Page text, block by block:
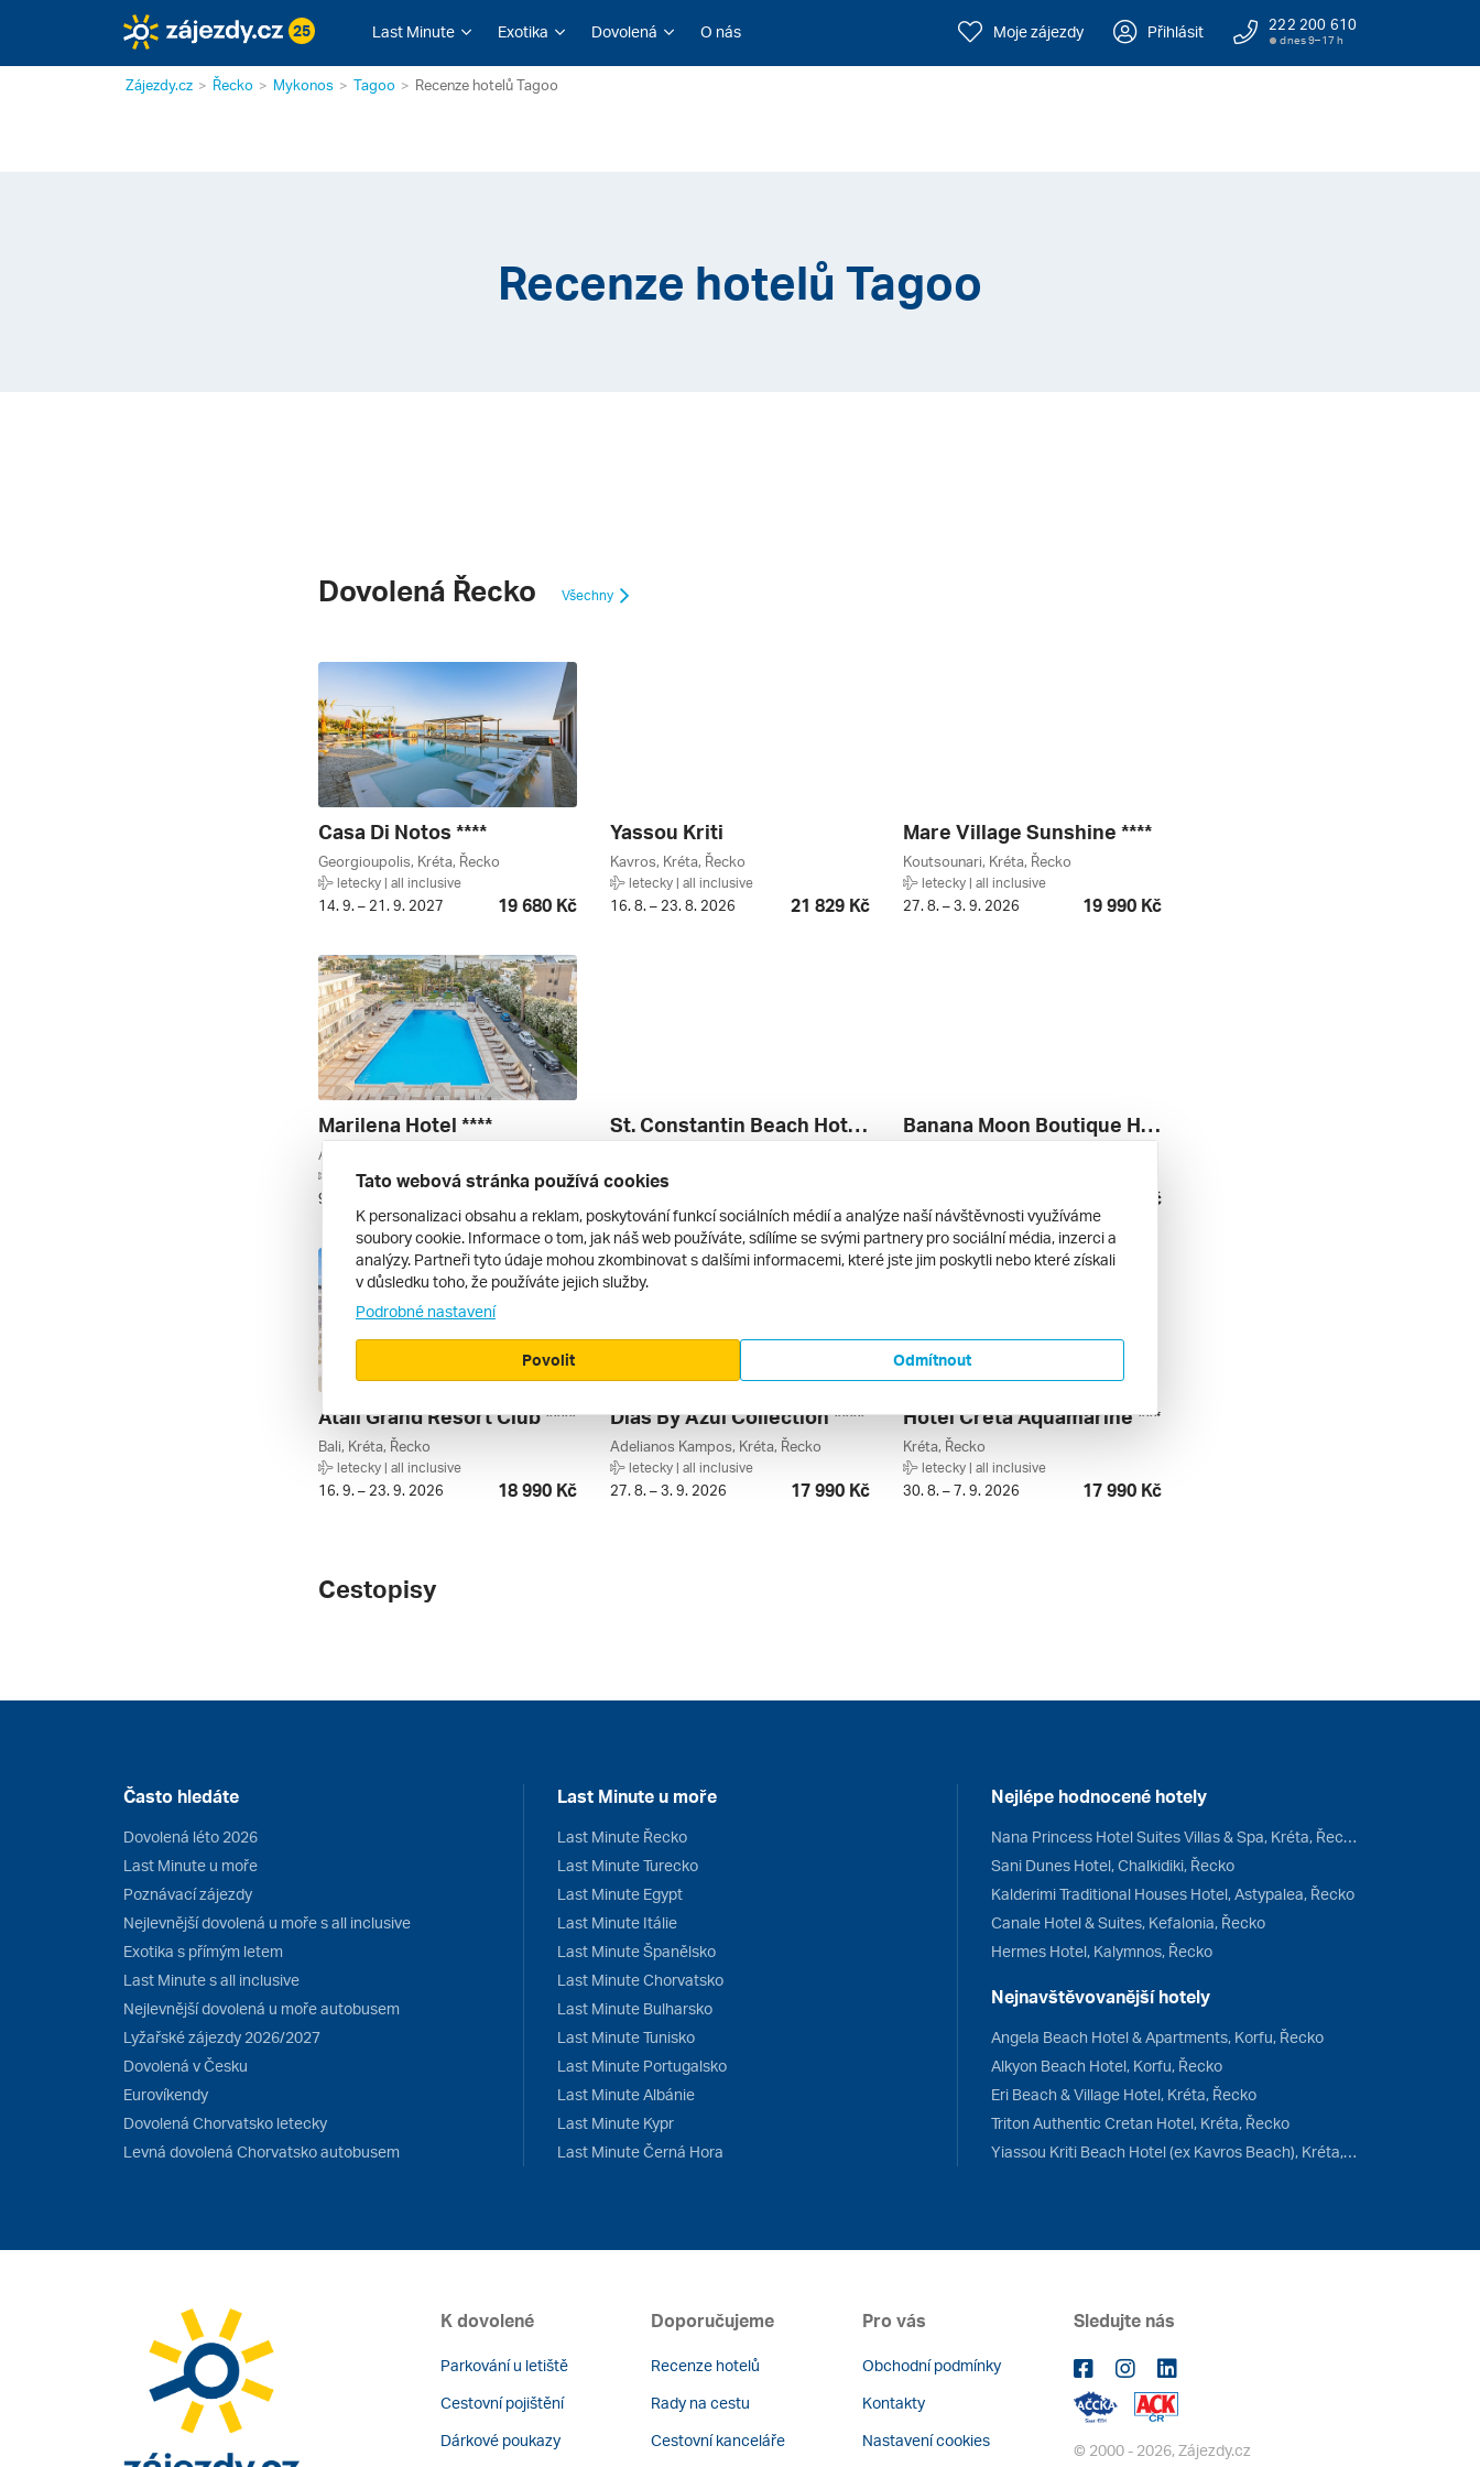
25 Last Minute Exotika Dovolená O nás Moje zájezdy Přihlásit 222 200 610
dnes 9–17 h
Zájezdy.cz Řecko Mykonos Tagoo Recenze hotelů Tagoo
Recenze hotelů Tagoo
Dovolená Řecko Všechny
Casa Di Notos ****
Georgioupolis, Kréta, Řecko
letecky | all inclusive
14. 9. – 21. 9. 2027 19 680 Kč
Yassou Kriti
Kavros, Kréta, Řecko
letecky | all inclusive
16. 8. – 23. 8. 2026 21 829 Kč
Mare Village Sunshine ****
Koutsounari, Kréta, Řecko
letecky | all inclusive
27. 8. – 3. 9. 2026 19 990 Kč
Marilena Hotel ****
Amoudara (heraklion), Kréta, Řecko
letecky | all inclusive
9. 9. – 16. 9. 2026 19 263 Kč
St. Constantin Beach Hotel & Spa Resort ****
letecky | all inclusive
Banana Moon Boutique Hotel
17 178 Kč
Atali Grand Resort Club ****
Bali, Kréta, Řecko
letecky | all inclusive
16. 9. – 23. 9. 2026 18 990 Kč
Dias By Azul Collection ****
Adelianos Kampos, Kréta, Řecko
letecky | all inclusive
27. 8. – 3. 9. 2026 17 990 Kč
Hotel Creta Aquamarine ***
Kréta, Řecko
letecky | all inclusive
30. 8. – 7. 9. 2026 17 990 Kč
Cestopisy
Často hledáte
Dovolená léto 2026
Last Minute u moře
Poznávací zájezdy
Nejlevnější dovolená u moře s all inclusive
Exotika s přímým letem
Last Minute s all inclusive
Nejlevnější dovolená u moře autobusem
Lyžařské zájezdy 2026/2027
Dovolená v Česku
Eurovíkendy
Dovolená Chorvatsko letecky
Levná dovolená Chorvatsko autobusem
Last Minute u moře
Last Minute Řecko
Last Minute Turecko
Last Minute Egypt
Last Minute Itálie
Last Minute Španělsko
Last Minute Chorvatsko
Last Minute Bulharsko
Last Minute Tunisko
Last Minute Portugalsko
Last Minute Albánie
Last Minute Kypr
Last Minute Černá Hora
Nejlépe hodnocené hotely
Nana Princess Hotel Suites Villas & Spa, Kréta, Řecko
Sani Dunes Hotel, Chalkidiki, Řecko
Kalderimi Traditional Houses Hotel, Astypalea, Řecko
Canale Hotel & Suites, Kefalonia, Řecko
Hermes Hotel, Kalymnos, Řecko
Nejnavštěvovanější hotely
Angela Beach Hotel & Apartments, Korfu, Řecko
Alkyon Beach Hotel, Korfu, Řecko
Eri Beach & Village Hotel, Kréta, Řecko
Triton Authentic Cretan Hotel, Kréta, Řecko
Yiassou Kriti Beach Hotel (ex Kavros Beach), Kréta, Řecko
K dovolené
Parkování u letiště
Cestovní pojištění
Dárkové poukazy
Doporučujeme
Recenze hotelů
Rady na cestu
Cestovní kanceláře
Pro vás
Obchodní podmínky
Kontakty
Nastavení cookies
Sledujte nás
© 2000 - 2026, Zájezdy.cz
Tato webová stránka používá cookies
K personalizaci obsahu a reklam, poskytování funkcí sociálních médií a analýze naší návštěvnosti využíváme
soubory cookie. Informace o tom, jak náš web používáte, sdílíme se svými partnery pro sociální média, inzerci a
analýzy. Partneři tyto údaje mohou zkombinovat s dalšími informacemi, které jste jim poskytli nebo které získali
v důsledku toho, že používáte jejich služby.
Podrobné nastavení
Odmítnout
Povolit